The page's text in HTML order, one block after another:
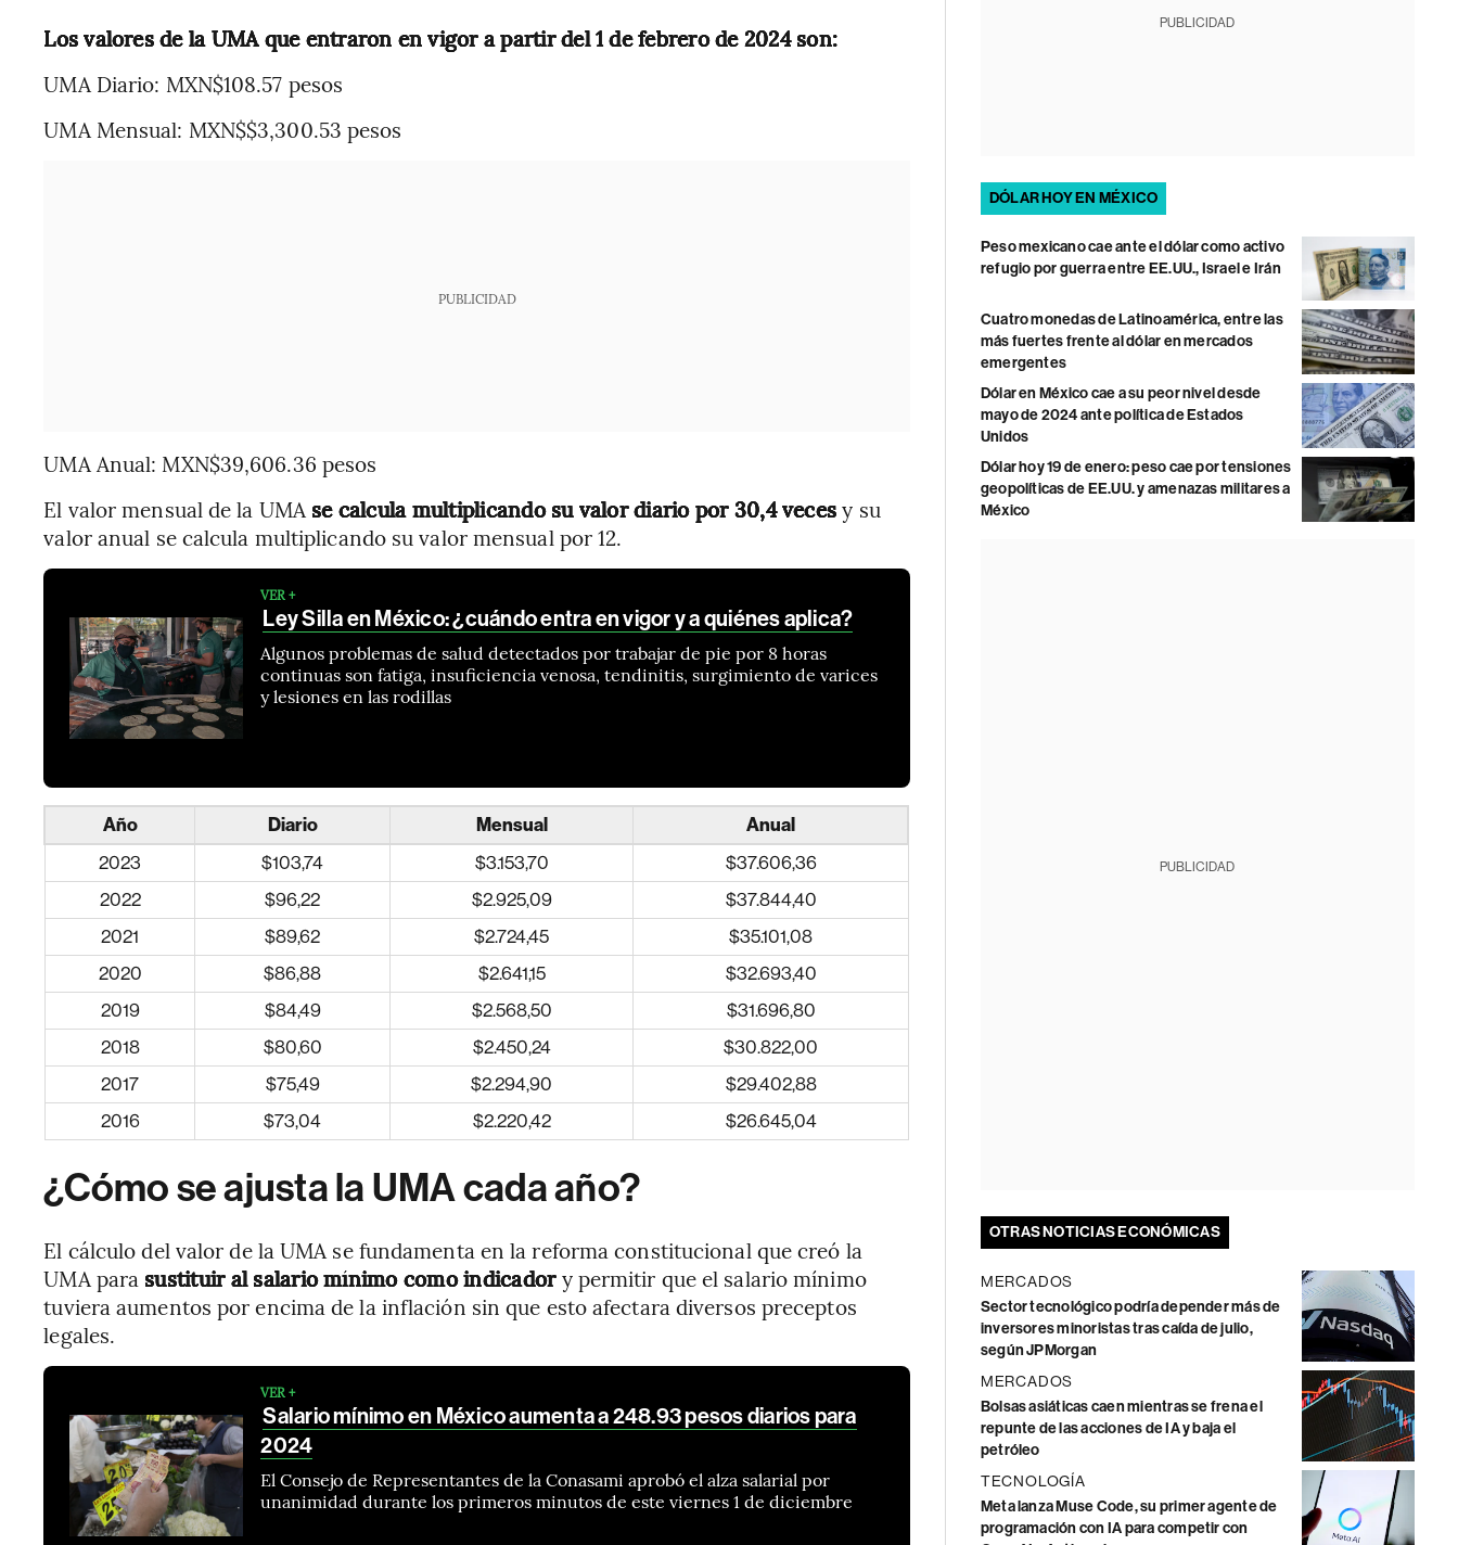
Los valores de la UMA que entraron en vigor a partir del 1 de febrero de 2024 son:
UMA Diario: MXN$108.57 pesos
UMA Mensual: MXN$$3,300.53 pesos
PUBLICIDAD
UMA Anual: MXN$39,606.36 pesos
El valor mensual de la UMA se calcula multiplicando su valor diario por 30,4 vecesy su
valor anual se calcula multiplicando su valor mensual por 12.
VER +
Ley Silla en México: ¿cuándo entra en vigor y a quiénes aplica?
Algunos problemas de salud detectados por trabajar de pie por 8 horas
continuas son fatiga, insuficiencia venosa, tendinitis, surgimiento de varices
y lesiones en las rodillas
Año Diario Mensual
Anual
2023
$103,74 $3.153,70
$37.606,36
2022
$96,22 $2.925,09
$37.844,40
2021
$89,62 $2.724,45
$35.101,08
2020
$86,88 $2.641,15
$32.693,40
2019
$84,49 $2.568,50
$31.696,80
2018
$80,60 $2.450,24
$30.822,00
2017
$75,49 $2.294,90
$29.402,88
2016
$73,04 $2.220,42 $26.645,04
¿Cómo se ajusta la UMA cada año?
El cálculo del valor de la UMA se fundamenta en la reforma constitucional que creó la
UMA para sustituir al salario mínimo como indicadory permitir que el salario mínimo
tuviera aumentos por encima de la inflación sin que esto afectara diversos preceptos
legales.
VER +
Salario mínimo en México aumenta a 248.93 pesos diarios para
2024
El Consejo de Representantes de la Conasami aprobó el alza salarial por
unanimidad durante los primeros minutos de este viernes 1 de diciembre
PUBLICIDAD
DÓLAR HOY EN MÉXICO
Peso mexicano cae ante el dólar como activo
refugio por guerra entre EE.UU., Israel e Irán
Cuatro monedas de Latinoamérica, entre las
más fuertes frente al dólar en mercados
emergentes
Dólar en México cae a su peor nivel desde
mayo de 2024 ante política de Estados
Unidos
Dólar hoy 19 de enero: peso cae por tensiones
geopolíticas de EE.UU. y amenazas militares a
México
PUBLICIDAD
OTRAS NOTICIAS ECONÓMICAS
MERCADOS
Sector tecnológico podría depender más de
inversores minoristas tras caída de julio,
según JPMorgan
MERCADOS
Bolsas asiáticas caen mientras se frena el
repunte de las acciones de IA y baja el
petróleo
TECNOLOGÍA
Meta lanza Muse Code, su primer agente de
programación con IA para competir con